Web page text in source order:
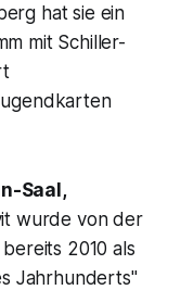
hat sie ein
mit Schiller-
Saal,
wurde von der
2010 als
Jahrhunderts"